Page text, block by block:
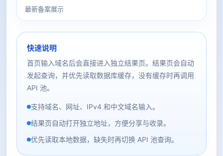
最新备案展示
快速说明
首页输入域名后会直接进入独立结果页。结果页会自动
发起查询，并优先读取数据库缓存，没有缓存时再调用
API 池。
支持域名、网址、IPv4 和中文域名输入。
结果页自动打开独立地址，方便分享与收录。
优先读取本地数据，缺失时再切换 API 池查询。